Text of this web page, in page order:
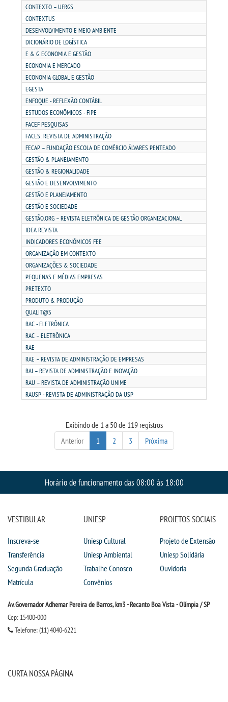
PDI
REGIMENTO GERAL
REGULAMENTOS
PPC
RELATOS
PORTARIAS
LOGIN
WEBMAIL
PORTAL DE ALUNOS
PORTAL DE PROFESSORES/ACADÊMICO
UNIESP
CONTATO
IMPRENSA
TRABALHE CONOSCO
CONTEXTO – UFRGS
CONTEXTUS
DESENVOLVIMENTO E MEIO AMBIENTE
DICIONÁRIO DE LOGÍSTICA
E & G. ECONOMIA E GESTÃO
ECONOMIA E MERCADO
ECONOMIA GLOBAL E GESTÃO
EGESTA
ENFOQUE - REFLEXÃO CONTÁBIL
ESTUDOS ECONÔMICOS - FIPE
FACEF PESQUISAS
FACES: REVISTA DE ADMINISTRAÇÃO
FECAP – FUNDAÇÃO ESCOLA DE COMÉRCIO ÁLVARES PENTEADO
GESTÃO & PLANEJAMENTO
GESTÃO & REGIONALIDADE
GESTÃO E DESENVOLVIMENTO
GESTÃO E PLANEJAMENTO
GESTÃO E SOCIEDADE
GESTÃO.ORG – REVISTA ELETRÔNICA DE GESTÃO ORGANIZACIONAL
IDEA REVISTA
INDICADORES ECONÔMICOS FEE
ORGANIZAÇÃO EM CONTEXTO
ORGANIZAÇÕES & SOCIEDADE
PEQUENAS E MÉDIAS EMPRESAS
PRETEXTO
PRODUTO & PRODUÇÃO
QUALIT@S
RAC - ELETRÔNICA
RAC – ELETRÔNICA
RAE
RAE – REVISTA DE ADMINISTRAÇÃO DE EMPRESAS
RAI – REVISTA DE ADMINISTRAÇÃO E INOVAÇÃO
RAU – REVISTA DE ADMINISTRAÇÃO UNIME
RAUSP - REVISTA DE ADMINISTRAÇÃO DA USP
Exibindo de 1 a 50 de 119 registros
Anterior
1 2 3 Próxima
Horário de funcionamento das 08:00 às 18:00
VESTIBULAR
Inscreva-se
Transferência
Segunda Graduação
Matrícula
UNIESP
Uniesp Cultural
Uniesp Ambiental
Trabalhe Conosco
Convênios
PROJETOS SOCIAIS
Projeto de Extensão
Uniesp Solidária
Ouvidoria
Av. Governador Adhemar Pereira de Barros, km3 - Recanto Boa Vista - Olímpia / SP
Cep: 15400-000
Telefone: (11) 4040-6221
CURTA NOSSA PÁGINA